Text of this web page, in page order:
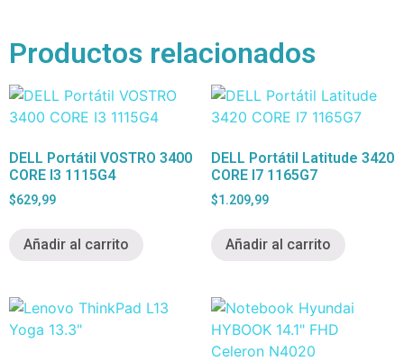
Productos relacionados
DELL Portátil VOSTRO 3400
CORE I3 1115G4
$629,99
Añadir al carrito
DELL Portátil Latitude 3420
CORE I7 1165G7
$1.209,99
Añadir al carrito